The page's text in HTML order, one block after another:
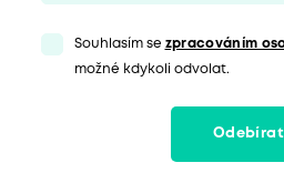
Souhlasím se zpracováním
možné kdykoli odvolat.
Odebírat